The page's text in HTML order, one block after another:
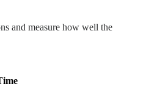
and measure how well the